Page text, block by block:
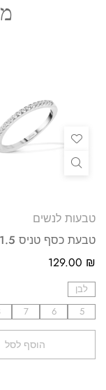
טבעות לנשים
טבעת כסף טניס 1.5 מ"מ
129.00 ₪
לבן
5
6
7
הוסף לסל